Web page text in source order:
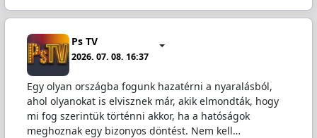
Ps TV
2026. 07. 08. 16:37
Egy olyan országba fogunk hazatérni a nyaralásból,
ahol olyanokat is elvisznek már, akik elmondták, hogy
mi fog szerintük történni akkor, ha a hatóságok
meghoznak egy bizonyos döntést. Nem kell…